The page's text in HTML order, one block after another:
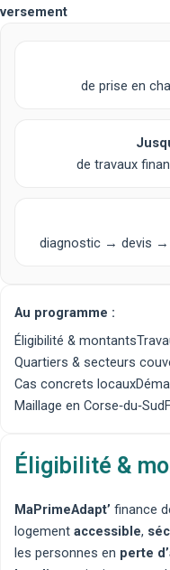
versement
de prise en
de travaux
diagnostic → devis
Au programme :
Éligibilité & montants
Quartiers & secteurs
Cas concrets locaux
Maillage en Corse‑du‑Sud
Éligibilité &
MaPrimeAdapt’ finance
logement accessible,
les personnes en perte